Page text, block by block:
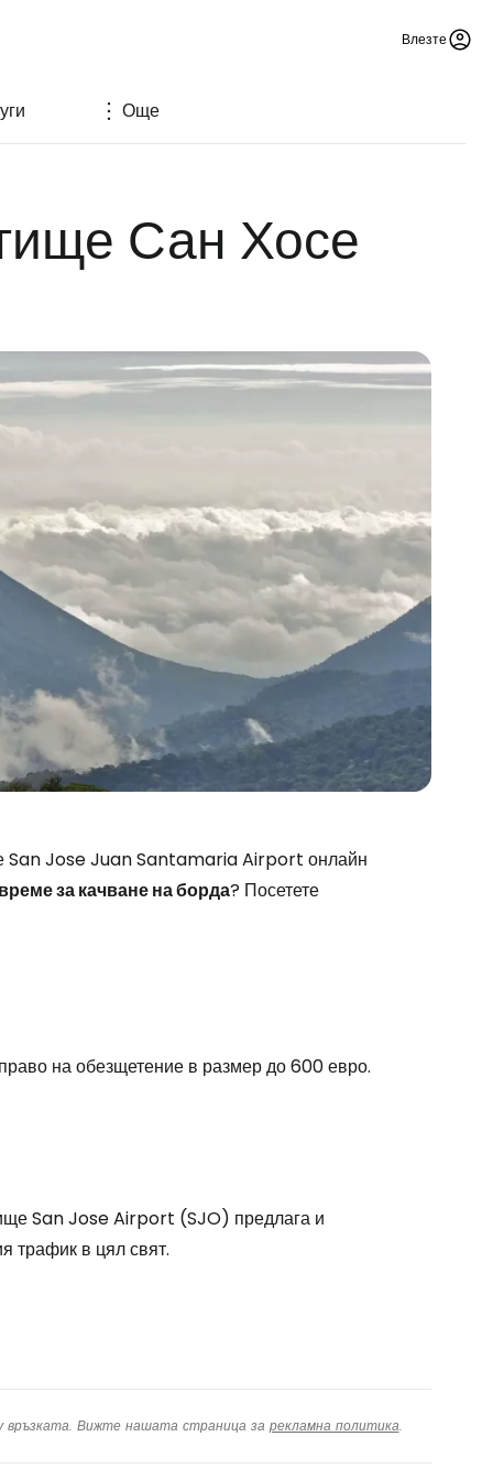
Влезте
Още
Сан Хосе
San Jose Juan Santamaria Airport онлайн
време за качване на борда? Посетете
на обезщетение в размер до 600 евро.
San Jose Airport (SJO) предлага и
трафик в цял свят.
връзката. Вижте нашата страница за рекламна политика.
с Facebook